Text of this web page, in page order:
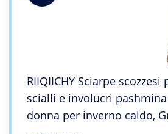
RIIQIICHY Sciarpe scozzesi
scialli e involucri
donna per inverno caldo,